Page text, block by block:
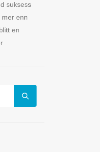
suksess
mer enn
en